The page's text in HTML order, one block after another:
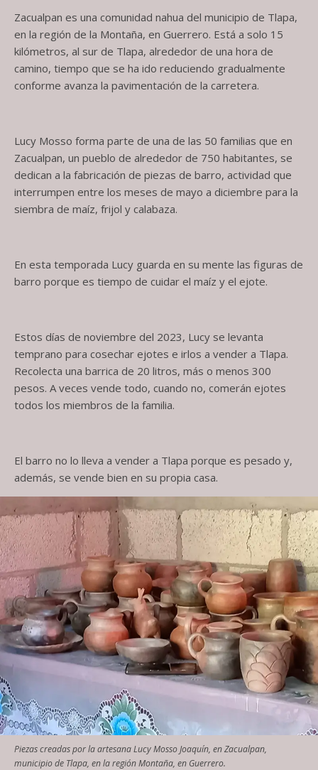
Zacualpan es una comunidad nahua del municipio de Tlapa,
en la región de la Montaña, en Guerrero. Está a solo 15
kilómetros, al sur de Tlapa, alrededor de una hora de
camino, tiempo que se ha ido reduciendo gradualmente
conforme avanza la pavimentación de la carretera.
Lucy Mosso forma parte de una de las 50 familias que en
Zacualpan, un pueblo de alrededor de 750 habitantes, se
dedican a la fabricación de piezas de barro, actividad que
interrumpen entre los meses de mayo a diciembre para la
siembra de maíz, frijol y calabaza.
En esta temporada Lucy guarda en su mente las figuras de
barro porque es tiempo de cuidar el maíz y el ejote.
Estos días de noviembre del 2023, Lucy se levanta
temprano para cosechar ejotes e irlos a vender a Tlapa.
Recolecta una barrica de 20 litros, más o menos 300
pesos. A veces vende todo, cuando no, comerán ejotes
todos los miembros de la familia.
El barro no lo lleva a vender a Tlapa porque es pesado y,
además, se vende bien en su propia casa.
Piezas creadas por la artesana Lucy Mosso Joaquín, en Zacualpan,
municipio de Tlapa, en la región Montaña, en Guerrero.